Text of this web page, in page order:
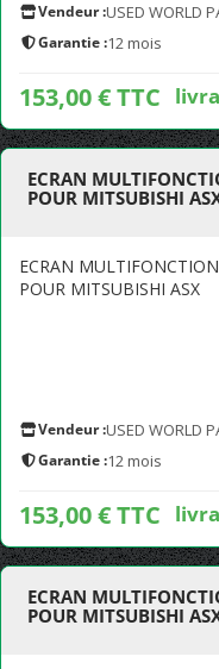
Vendeur :USED WORLD
Garantie :12 mois
153,00 € TTC
ECRAN
POUR MITSUBISHI
ECRAN
POUR MITSUBISHI ASX
Vendeur :USED WORLD
Garantie :12 mois
153,00 € TTC
ECRAN
POUR MITSUBISHI